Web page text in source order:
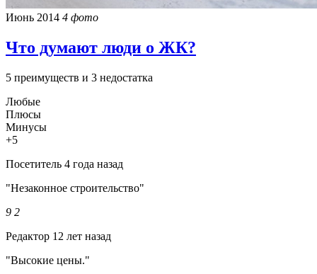
Июнь 2014 4 фото
Что думают люди о ЖК?
5 преимуществ и 3 недостатка
Любые
Плюсы
Минусы
+5
Посетитель 4 года назад
"Незаконное строительство"
9 2
Редактор 12 лет назад
"Высокие цены."